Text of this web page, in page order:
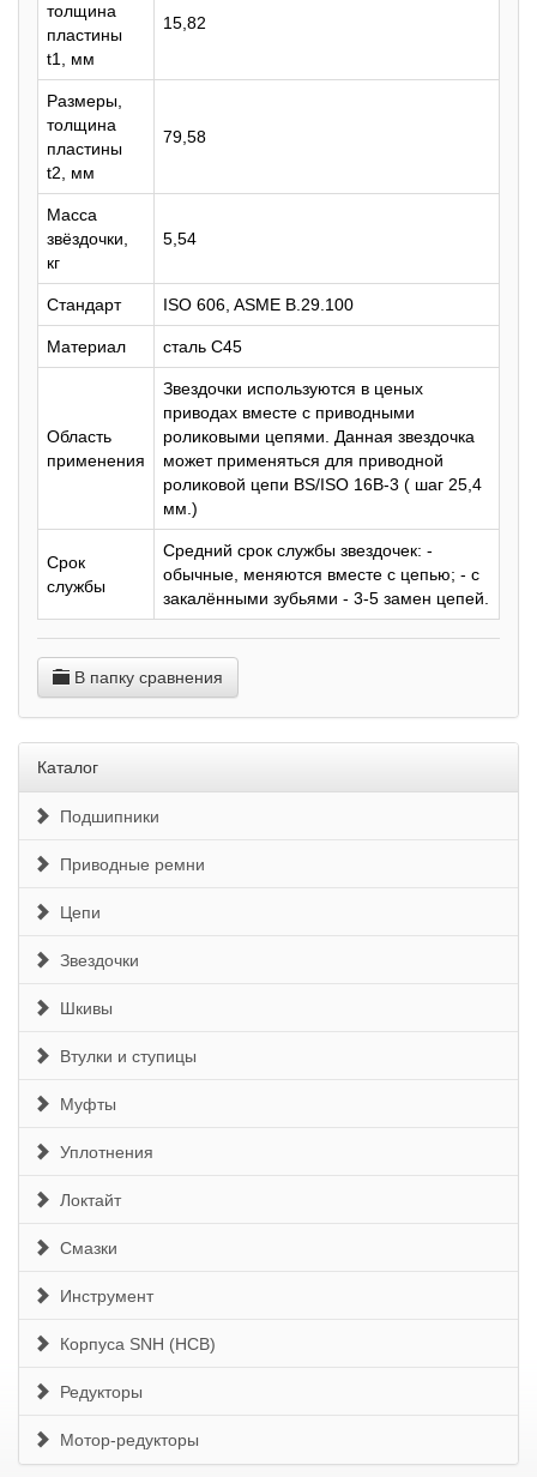
толщина
пластины
t1, мм
15,82
Размеры,
толщина
пластины
t2, мм
79,58
Масса
звёздочки,
кг
5,54
Стандарт ISO 606, ASME B.29.100
Материал сталь C45
Область
применения
Звездочки используются в ценых
приводах вместе с приводными
роликовыми цепями. Данная звездочка
может применяться для приводной
роликовой цепи BS/ISO 16B-3 ( шаг 25,4
мм.)
Срок
службы
Средний срок службы звездочек: -
обычные, меняются вместе с цепью; - с
закалёнными зубьями - 3-5 замен цепей.
В папку сравнения
Каталог
Подшипники
Приводные ремни
Цепи
Звездочки
Шкивы
Втулки и ступицы
Муфты
Уплотнения
Локтайт
Смазки
Инструмент
Корпуса SNH (HCB)
Редукторы
Мотор-редукторы